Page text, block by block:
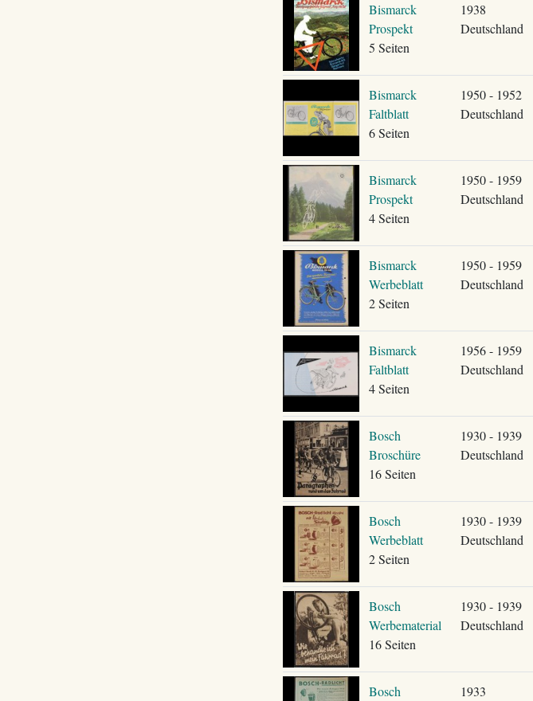
Bismarck
Prospekt
5 Seiten
1938
Deutschland
Bismarck
Faltblatt
6 Seiten
1950 - 1952
Deutschland
Bismarck
Prospekt
4 Seiten
1950 - 1959
Deutschland
Bismarck
Werbeblatt
2 Seiten
1950 - 1959
Deutschland
Bismarck
Faltblatt
4 Seiten
1956 - 1959
Deutschland
Bosch
Broschüre
16 Seiten
1930 - 1939
Deutschland
Bosch
Werbeblatt
2 Seiten
1930 - 1939
Deutschland
Bosch
Werbematerial
16 Seiten
1930 - 1939
Deutschland
Bosch
1933